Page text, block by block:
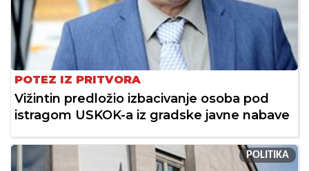
POTEZ IZ PRITVORA
Vižintin predložio izbacivanje osoba pod
istragom USKOK-a iz gradske javne nabave
POLITIKA